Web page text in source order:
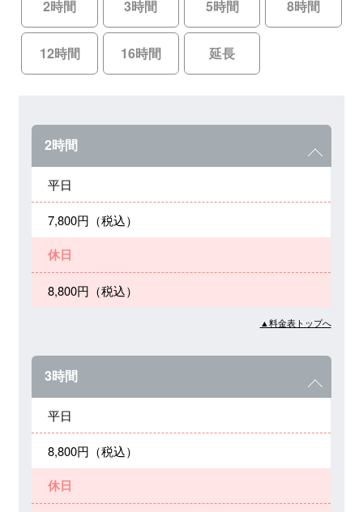
2時間 3時間 5時間 8時間
12時間 16時間 延長
2時間
平日
7,800円（税込）
休日
8,800円（税込）
▲料金表トップへ
3時間
平日
8,800円（税込）
休日